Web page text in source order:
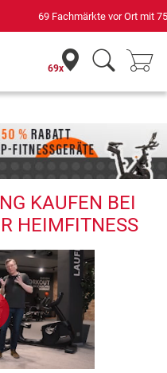
Servicetechnikern
69x
KAUFEN BEI
HEIMFITNESS